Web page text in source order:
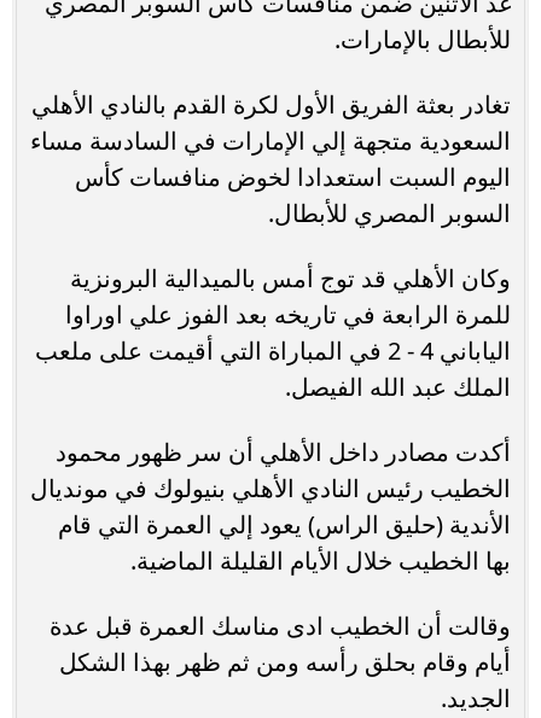
للأبطال بالإمارات.
تغادر بعثة الفريق الأول لكرة القدم بالنادي الأهلي
السعودية متجهة إلي الإمارات في السادسة مساء
اليوم السبت استعدادا لخوض منافسات كأس
السوبر المصري للأبطال.
وكان الأهلي قد توج أمس بالميدالية البرونزية
للمرة الرابعة في تاريخه بعد الفوز علي اوراوا
الياباني 4 - 2 في المباراة التي أقيمت على ملعب
الملك عبد الله الفيصل.
أكدت مصادر داخل الأهلي أن سر ظهور محمود
الخطيب رئيس النادي الأهلي بنيولوك في مونديال
الأندية (حليق الراس) يعود إلي العمرة التي قام
بها الخطيب خلال الأيام القليلة الماضية.
وقالت أن الخطيب ادى مناسك العمرة قبل عدة
أيام وقام بحلق رأسه ومن ثم ظهر بهذا الشكل
الجديد.